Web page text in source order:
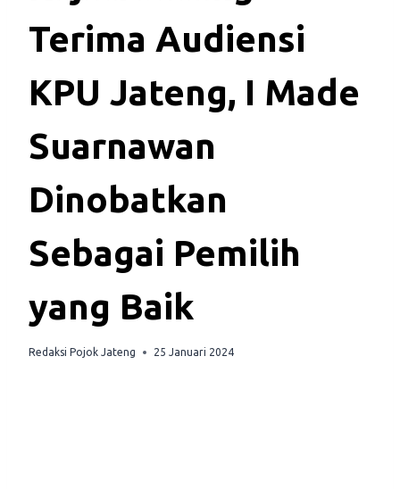
Terima Audiensi
KPU Jateng, I Made
Suarnawan
Dinobatkan
Sebagai Pemilih
yang Baik
Redaksi Pojok Jateng 25 Januari 2024